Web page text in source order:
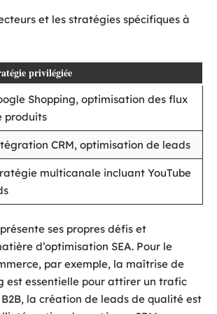
et les stratégies spécifiques à
privilégiée
Shopping, optimisation des flux
produits
CRM, optimisation de leads
multicanale incluant YouTube
ses propres défis et
d’optimisation SEA. Pour le
par exemple, la maîtrise de
est essentielle pour attirer un trafic
la création de leads de qualité est